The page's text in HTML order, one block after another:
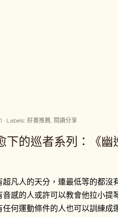
Labels: 好書推薦 閱讀分享
下的巡者系列：《幽
超凡人的天分，連最低等的都沒
音感的人或許可以教會他拉小提
任何運動條件的人也可以訓練成